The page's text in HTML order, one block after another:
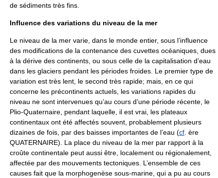
de sédiments très fins.
Influence des variations du niveau de la mer
Le niveau de la mer varie, dans le monde entier, sous l’influence
des modifications de la contenance des cuvettes océaniques, dues
à la dérive des continents, ou sous celle de la capitalisation d’eau
dans les glaciers pendant les périodes froides. Le premier type de
variation est très lent, le second très rapide; mais, en ce qui
concerne les précontinents actuels, les variations rapides du
niveau ne sont intervenues qu’au cours d’une période récente, le
Plio-Quaternaire, pendant laquelle, il est vrai, les plateaux
continentaux ont été affectés souvent, probablement plusieurs
dizaines de fois, par des baisses importantes de l’eau (cf. ère
QUATERNAIRE). La place du niveau de la mer par rapport à la
croûte continentale peut aussi être, localement ou régionalement,
affectée par des mouvements tectoniques. L’ensemble de ces
causes fait que la morphogenèse sous-marine, qui a pu au cours